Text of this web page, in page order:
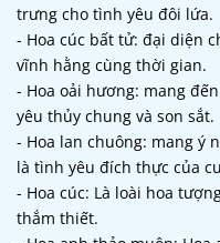
trưng cho tình yêu đôi lứa.
- Hoa cúc bất tử: đại diện
vĩnh hằng cùng thời gian.
- Hoa oải hương: mang
yêu thủy chung và son sắt.
- Hoa lan chuông: mang ý
là tình yêu đích thực của
- Hoa cúc: Là loài hoa
thắm thiết.